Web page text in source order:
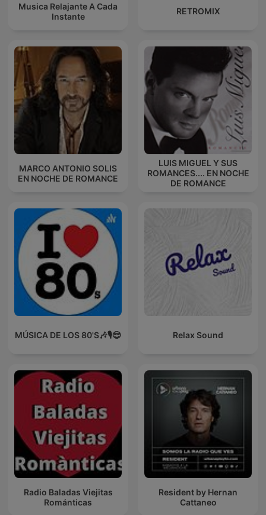
Musica Relajante A Cada
Instante
RETROMIX
MARCO ANTONIO SOLIS
EN NOCHE DE ROMANCE
LUIS MIGUEL Y SUS
ROMANCES.... EN NOCHE
DE ROMANCE
MÚSICA DE LOS 80'S🎶🎙️😎 Relax Sound
Radio Baladas Viejitas
Románticas
Resident by Hernan
Cattaneo